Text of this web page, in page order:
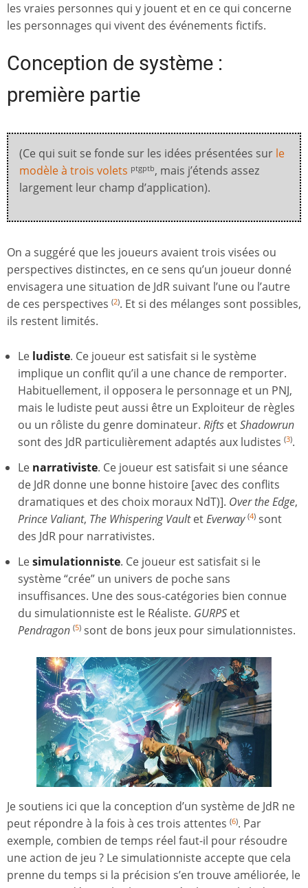
les vraies personnes qui y jouent et en ce qui concerne
les personnages qui vivent des événements fictifs.
Conception de système :
première partie
(Ce qui suit se fonde sur les idées présentées sur le
modèle à trois volets ptgptb, mais j’étends assez
largement leur champ d’application).
On a suggéré que les joueurs avaient trois visées ou
perspectives distinctes, en ce sens qu’un joueur donné
envisagera une situation de JdR suivant l’une ou l’autre
de ces perspectives (2). Et si des mélanges sont possibles,
ils restent limités.
Le ludiste. Ce joueur est satisfait si le système
implique un conflit qu’il a une chance de remporter.
Habituellement, il opposera le personnage et un PNJ,
mais le ludiste peut aussi être un Exploiteur de règles
ou un rôliste du genre dominateur. Rifts etShadowrun
sont des JdR particulièrement adaptés aux ludistes (3).
Le narrativiste. Ce joueur est satisfait si une séance
de JdR donne une bonne histoire [avec des conflits
dramatiques et des choix moraux NdT)]. Over the Edge,
Prince Valiant, The Whispering VaultetEverway (4) sont
des JdR pour narrativistes.
Lesimulationniste. Ce joueur est satisfait si le
système “crée” un univers de poche sans
insuffisances. Une des sous-catégories bien connue
du simulationniste est le Réaliste. GURPS et
Pendragon (5) sont de bons jeux pour simulationnistes.
Je soutiens ici que la conception d’un système de JdR ne
peut répondre à la fois à ces trois attentes (6). Par
exemple, combien de temps réel faut-il pour résoudre
une action de jeu ? Le simulationniste accepte que cela
prenne du temps si la précision s’en trouve améliorée, le